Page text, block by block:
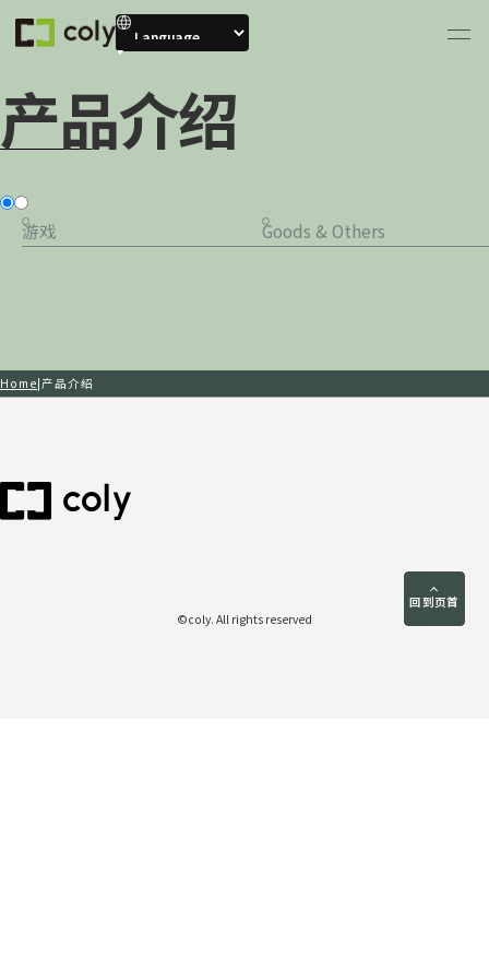
产品介绍
Home 产品介绍
游戏 Goods & Others
回到页首
©coly. All rights reserved